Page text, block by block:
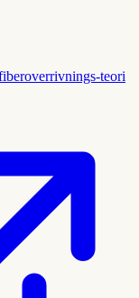
teori